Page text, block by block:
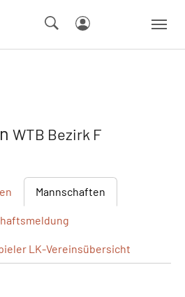
WTB Bezirk F
Mannschaften
LK-Vereinsübersicht